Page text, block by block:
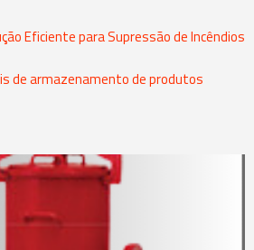
Eficiente para Supressão de Incêndios
de armazenamento de produtos